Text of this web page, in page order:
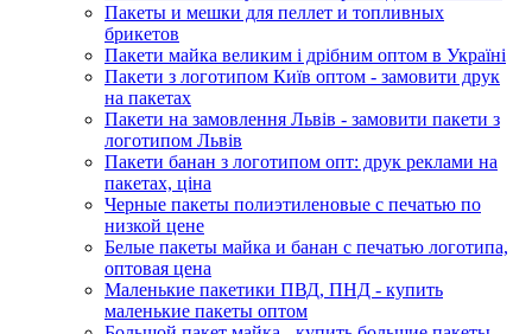
Пакеты и мешки для пеллет и топливных
брикетов
Пакети майка великим і дрібним оптом в Україні
Пакети з логотипом Київ оптом - замовити друк
на пакетах
Пакети на замовлення Львів - замовити пакети з
логотипом Львів
Пакети банан з логотипом опт: друк реклами на
пакетах, ціна
Черные пакеты полиэтиленовые с печатью по
низкой цене
Белые пакеты майка и банан с печатью логотипа,
оптовая цена
Маленькие пакетики ПВД, ПНД - купить
маленькие пакеты оптом